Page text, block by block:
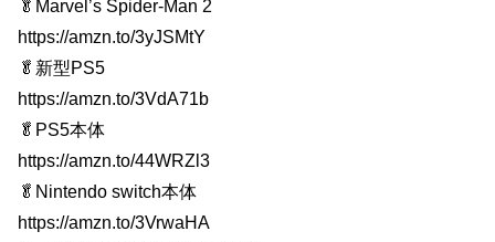
🥬Marvel’s Spider-Man 2
https://amzn.to/3yJSMtY
🥬新型PS5
https://amzn.to/3VdA71b
🥬PS5本体
https://amzn.to/44WRZl3
🥬Nintendo switch本体
https://amzn.to/3VrwaHA